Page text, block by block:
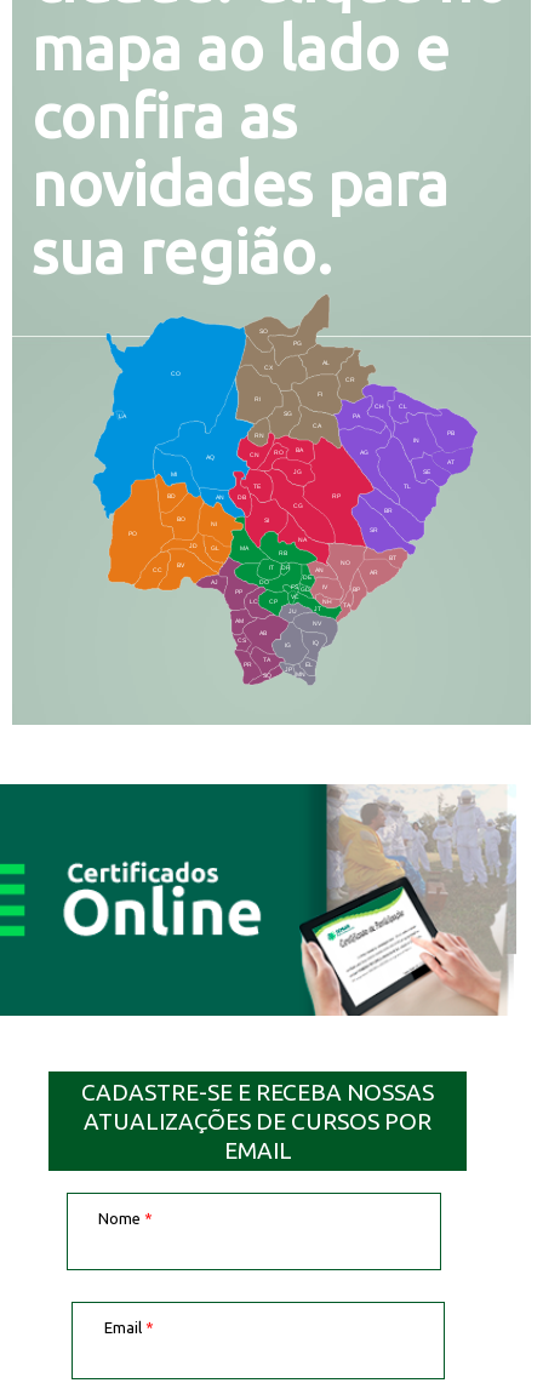
mapa ao lado e
confira as
novidades para
sua região.
CO
AQ
MI
AN
CX
RI
AL
CR
FI
SG
BA
CA
PA
CH CL
PB
SE
TL
AG
BR
SR
BT
AR
RP
RO
JG
CG
SI
NA
TA
NH
JT
RB
MA
IT
DR
DO
CP
JU
NV
IQ
EL
BD
BO
NI
JD
PO
BV
CC
PP
AJ
LC
AM
AB
JP
DB
TE
CS
PR
TA
SQ
IG
MN
IN
NO
BP
RN
CN
GL
AN
IV
FS
VC
GD
DE
AT
PG
SO
LA
CADASTRE-SE E RECEBA NOSSAS
ATUALIZAÇÕES DE CURSOS POR
EMAIL
Nome *
Email *